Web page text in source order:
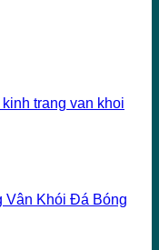
Vân Khói Đá Bóng